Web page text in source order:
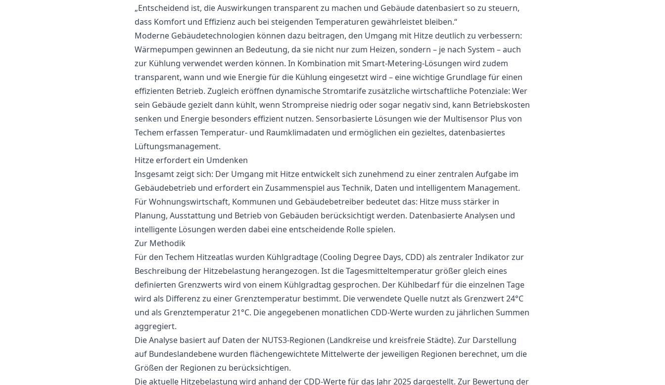
„Entscheidend ist, die Auswirkungen transparent zu machen und Gebäude datenbasiert so zu steuern,
dass Komfort und Effizienz auch bei steigenden Temperaturen gewährleistet bleiben.“
Moderne Gebäudetechnologien können dazu beitragen, den Umgang mit Hitze deutlich zu verbessern:
Wärmepumpen gewinnen an Bedeutung, da sie nicht nur zum Heizen, sondern – je nach System – auch
zur Kühlung verwendet werden können. In Kombination mit Smart-Metering-Lösungen wird zudem
transparent, wann und wie Energie für die Kühlung eingesetzt wird – eine wichtige Grundlage für einen
effizienten Betrieb. Zugleich eröffnen dynamische Stromtarife zusätzliche wirtschaftliche Potenziale: Wer
sein Gebäude gezielt dann kühlt, wenn Strompreise niedrig oder sogar negativ sind, kann Betriebskosten
senken und Energie besonders effizient nutzen. Sensorbasierte Lösungen wie der Multisensor Plus von
Techem erfassen Temperatur- und Raumklimadaten und ermöglichen ein gezieltes, datenbasiertes
Lüftungsmanagement.
Hitze erfordert ein Umdenken
Insgesamt zeigt sich: Der Umgang mit Hitze entwickelt sich zunehmend zu einer zentralen Aufgabe im
Gebäudebetrieb und erfordert ein Zusammenspiel aus Technik, Daten und intelligentem Management.
Für Wohnungswirtschaft, Kommunen und Gebäudebetreiber bedeutet das: Hitze muss stärker in
Planung, Ausstattung und Betrieb von Gebäuden berücksichtigt werden. Datenbasierte Analysen und
intelligente Lösungen werden dabei eine entscheidende Rolle spielen.
Zur Methodik
Für den Techem Hitzeatlas wurden Kühlgradtage (Cooling Degree Days, CDD) als zentraler Indikator zur
Beschreibung der Hitzebelastung herangezogen. Ist die Tagesmitteltemperatur größer gleich eines
definierten Grenzwerts wird von einem Kühlgradtag gesprochen. Der Kühlbedarf für die einzelnen Tage
wird als Differenz zu einer Grenztemperatur bestimmt. Die verwendete Quelle nutzt als Grenzwert 24°C
und als Grenztemperatur 21°C. Die angegebenen monatlichen CDD-Werte wurden zu jährlichen Summen
aggregiert.
Die Analyse basiert auf Daten der NUTS3-Regionen (Landkreise und kreisfreie Städte). Zur Darstellung
auf Bundeslandebene wurden flächengewichtete Mittelwerte der jeweiligen Regionen berechnet, um die
Größen der Regionen zu berücksichtigen.
Die aktuelle Hitzebelastung wird anhand der CDD-Werte für das Jahr 2025 dargestellt. Zur Bewertung der